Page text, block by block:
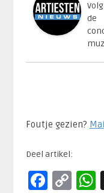
de
Foutje gezien?
Deel artikel: